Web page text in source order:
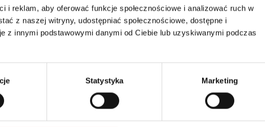
i reklam, aby oferować funkcje społecznościowe i analizować ruch w
z naszej witryny, udostępniać społecznościowe, dostępne i
z innymi podstawowymi danymi od Ciebie lub uzyskiwanymi podczas
Statystyka Marketing